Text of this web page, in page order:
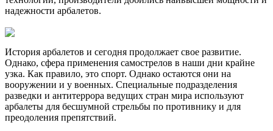
надежности арбалетов.
История арбалетов и сегодня продолжает свое развитие.
Однако, сфера применения самострелов в наши дни крайне
узка. Как правило, это спорт. Однако остаются они на
вооружении и у военных. Специальные подразделения
разведки и антитеррора ведущих стран мира используют
арбалеты для бесшумной стрельбы по противнику и для
преодоления препятствий.